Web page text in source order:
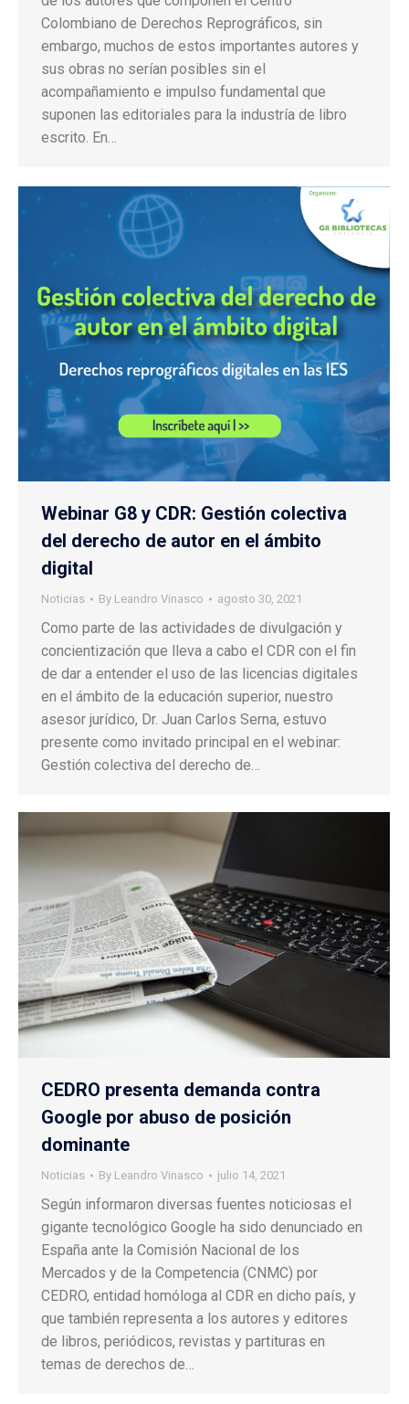
Colombiano de Derechos Reprográficos, sin
embargo, muchos de estos importantes autores y
sus obras no serían posibles sin el
acompañamiento e impulso fundamental que
suponen las editoriales para la industría de libro
escrito. En…
Webinar G8 y CDR: Gestión colectiva
del derecho de autor en el ámbito
digital
Noticias By Leandro Vinasco agosto 30, 2021
Como parte de las actividades de divulgación y
concientización que lleva a cabo el CDR con el fin
de dar a entender el uso de las licencias digitales
en el ámbito de la educación superior, nuestro
asesor jurídico, Dr. Juan Carlos Serna, estuvo
presente como invitado principal en el webinar:
Gestión colectiva del derecho de…
CEDRO presenta demanda contra
Google por abuso de posición
dominante
Noticias By Leandro Vinasco julio 14, 2021
Según informaron diversas fuentes noticiosas el
gigante tecnológico Google ha sido denunciado en
España ante la Comisión Nacional de los
Mercados y de la Competencia (CNMC) por
CEDRO, entidad homóloga al CDR en dicho país, y
que también representa a los autores y editores
de libros, periódicos, revistas y partituras en
temas de derechos de…